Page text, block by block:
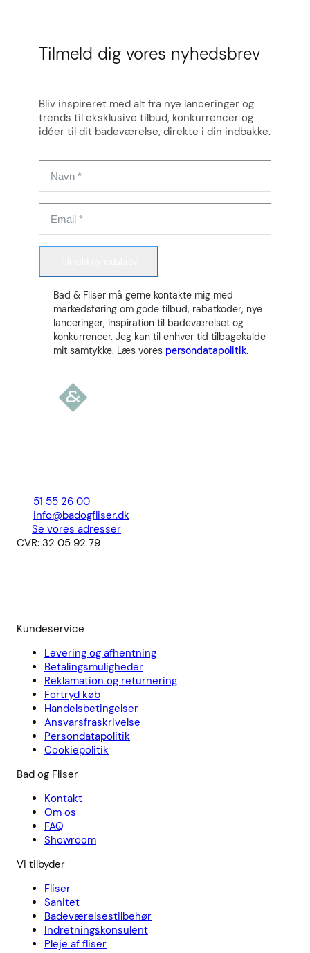
Tilmeld dig vores nyhedsbrev
Bliv inspireret med alt fra nye lanceringer og
trends til eksklusive tilbud, konkurrencer og
idéer til dit badeværelse, direkte i din indbakke.
Bad & Fliser må gerne kontakte mig med
markedsføring om gode tilbud, rabatkoder, nye
lanceringer, inspiration til badeværelset og
konkurrencer. Jeg kan til enhver tid tilbagekalde
mit samtykke. Læs vores persondatapolitik.
51 55 26 00
info@badogfliser.dk
Se vores adresser
CVR: 32 05 92 79
Kundeservice
Levering og afhentning
Betalingsmuligheder
Reklamation og returnering
Fortryd køb
Handelsbetingelser
Ansvarsfraskrivelse
Persondatapolitik
Cookiepolitik
Bad og Fliser
Kontakt
Om os
FAQ
Showroom
Vi tilbyder
Fliser
Sanitet
Badeværelsestilbehør
Indretningskonsulent
Pleje af fliser